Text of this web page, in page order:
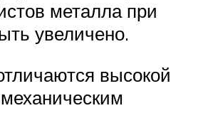
металла при
увеличено.
высокой